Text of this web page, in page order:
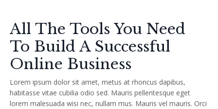
All The Tools You Need
To Build A Successful
Online Business
Lorem ipsum dolor sit amet, metus at rhoncus dapibus,
habitasse vitae cubilia odio sed. Mauris pellentesque eget
lorem malesuada wisi nec, nullam mus. Mauris vel mauris. Orci